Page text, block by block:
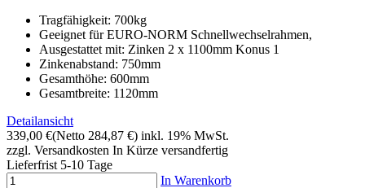
Tragfähigkeit: 700kg
Geeignet für EURO-NORM Schnellwechselrahmen,
Ausgestattet mit: Zinken 2 x 1100mm Konus 1
Zinkenabstand: 750mm
Gesamthöhe: 600mm
Gesamtbreite: 1120mm
Detailansicht
339,00 €(Netto 284,87 €) inkl. 19% MwSt.
zzgl. Versandkosten In Kürze versandfertig
Lieferfrist 5-10 Tage
In Warenkorb